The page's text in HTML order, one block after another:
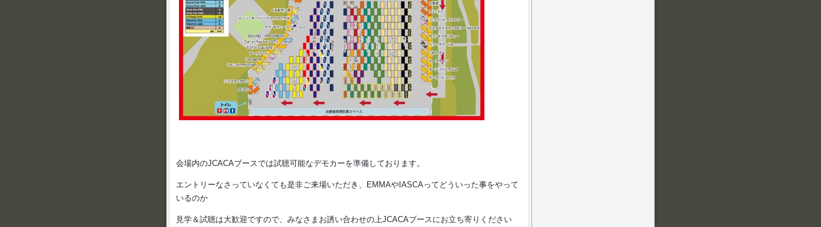
会場内のJCACAブースでは試聴可能なデモカーを準備しております。
エントリーなさっていなくても是非ご来場いただき、EMMAやIASCAってどういった事をやって
いるのか
見学＆試聴は大歓迎ですので、みなさまお誘い合わせの上JCACAブースにお立ち寄りください